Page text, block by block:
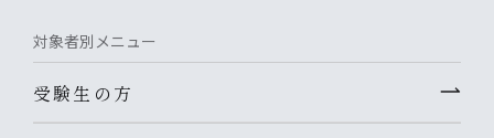
対象者別メニュー
受験生の方